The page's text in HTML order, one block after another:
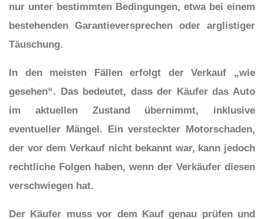
nur unter bestimmten Bedingungen, etwa bei einem
bestehenden Garantieversprechen oder arglistiger
Täuschung.
In den meisten Fällen erfolgt der Verkauf „wie
gesehen“. Das bedeutet, dass der Käufer das Auto
im aktuellen Zustand übernimmt, inklusive
eventueller Mängel. Ein versteckter Motorschaden,
der vor dem Verkauf nicht bekannt war, kann jedoch
rechtliche Folgen haben, wenn der Verkäufer diesen
verschwiegen hat.
Der Käufer muss vor dem Kauf genau prüfen und